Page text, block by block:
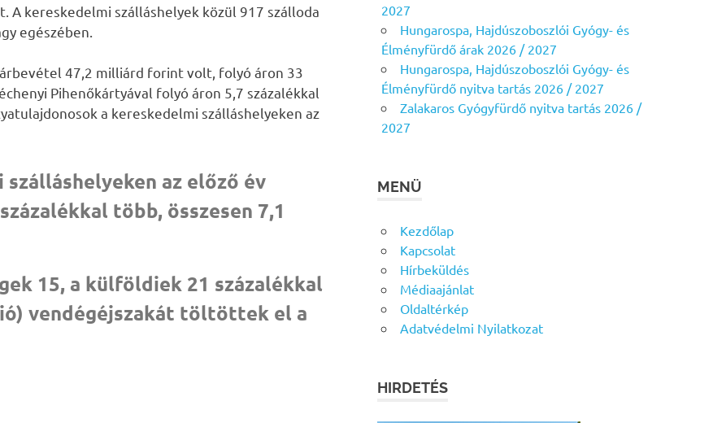
A kereskedelmi szálláshelyek közül 917 szálloda
egészében.
47,2 milliárd forint volt, folyó áron 33
Pihenőkártyával folyó áron 5,7 százalékkal
a kereskedelmi szálláshelyeken az
az előző év
több, összesen 7,1
15, a külföldiek 21 százalékkal
vendégéjszakát töltöttek el a
2027
Hungarospa, Hajdúszoboszlói Gyógy- és
Élményfürdő árak 2026 / 2027
Hungarospa, Hajdúszoboszlói Gyógy- és
Élményfürdő nyitva tartás 2026 / 2027
Zalakaros Gyógyfürdő nyitva tartás 2026 /
2027
MENÜ
Kezdőlap
Kapcsolat
Hírbeküldés
Médiaajánlat
Oldaltérkép
Adatvédelmi Nyilatkozat
HIRDETÉS